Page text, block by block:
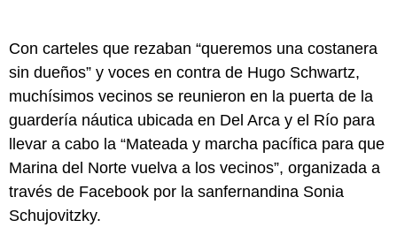
Con carteles que rezaban “queremos una costanera
sin dueños” y voces en contra de Hugo Schwartz,
muchísimos vecinos se reunieron en la puerta de la
guardería náutica ubicada en Del Arca y el Río para
llevar a cabo la “Mateada y marcha pacífica para que
Marina del Norte vuelva a los vecinos”, organizada a
través de Facebook por la sanfernandina Sonia
Schujovitzky.